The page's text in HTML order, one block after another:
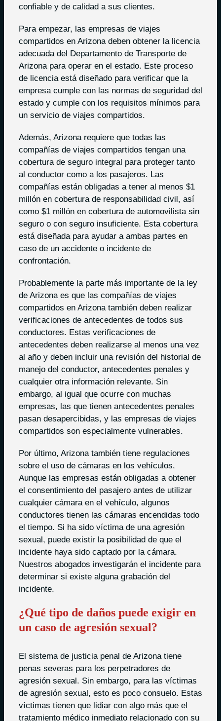
confiable y de calidad a sus clientes.
Para empezar, las empresas de viajes
compartidos en Arizona deben obtener la licencia
adecuada del Departamento de Transporte de
Arizona para operar en el estado. Este proceso
de licencia está diseñado para verificar que la
empresa cumple con las normas de seguridad del
estado y cumple con los requisitos mínimos para
un servicio de viajes compartidos.
Además, Arizona requiere que todas las
compañías de viajes compartidos tengan una
cobertura de seguro integral para proteger tanto
al conductor como a los pasajeros. Las
compañías están obligadas a tener al menos $1
millón en cobertura de responsabilidad civil, así
como $1 millón en cobertura de automovilista sin
seguro o con seguro insuficiente. Esta cobertura
está diseñada para ayudar a ambas partes en
caso de un accidente o incidente de
confrontación.
Probablemente la parte más importante de la ley
de Arizona es que las compañías de viajes
compartidos en Arizona también deben realizar
verificaciones de antecedentes de todos sus
conductores. Estas verificaciones de
antecedentes deben realizarse al menos una vez
al año y deben incluir una revisión del historial de
manejo del conductor, antecedentes penales y
cualquier otra información relevante. Sin
embargo, al igual que ocurre con muchas
empresas, las que tienen antecedentes penales
pasan desapercibidas, y las empresas de viajes
compartidos son especialmente vulnerables.
Por último, Arizona también tiene regulaciones
sobre el uso de cámaras en los vehículos.
Aunque las empresas están obligadas a obtener
el consentimiento del pasajero antes de utilizar
cualquier cámara en el vehículo, algunos
conductores tienen las cámaras encendidas todo
el tiempo. Si ha sido víctima de una agresión
sexual, puede existir la posibilidad de que el
incidente haya sido captado por la cámara.
Nuestros abogados investigarán el incidente para
determinar si existe alguna grabación del
incidente.
¿Qué tipo de daños puede exigir en
un caso de agresión sexual?
El sistema de justicia penal de Arizona tiene
penas severas para los perpetradores de
agresión sexual. Sin embargo, para las víctimas
de agresión sexual, esto es poco consuelo. Estas
víctimas tienen que lidiar con algo más que el
tratamiento médico inmediato relacionado con su